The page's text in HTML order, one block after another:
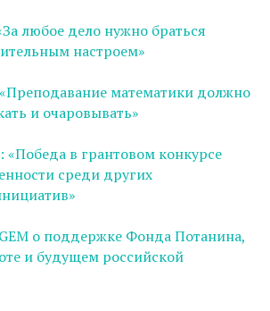
любое дело нужно браться
настроем»
математики должно
и очаровывать»
«Победа в грантовом конкурсе
среди других
о поддержке Фонда Потанина,
и будущем российской